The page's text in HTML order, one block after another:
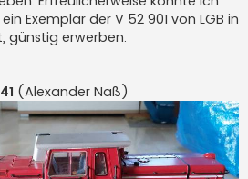
Exemplar der V 52 901 von LGB in
günstig erwerben.
(Alexander Naß)